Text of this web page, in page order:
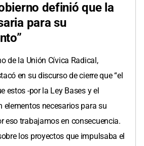
definió que la
para su
de la Unión Cívica Radical,
en su discurso de cierre que “el
estos -por la Ley Bases y el
elementos necesarios para su
eso trabajamos en consecuencia.
los proyectos que impulsaba el